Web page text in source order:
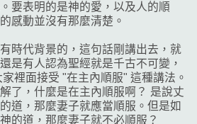
要表明的是神的愛，以及人的順
感動並沒有那麼清楚。
時代背景的，這句話剛講出去，就
是有人認為聖經就是千古不可變，
裡面接受 "在主內順服" 這種講法。
了，什麼是在主內順服啊？ 是說丈
道，那麼妻子就應當順服。但是如
的道，那麼妻子就不必順服？